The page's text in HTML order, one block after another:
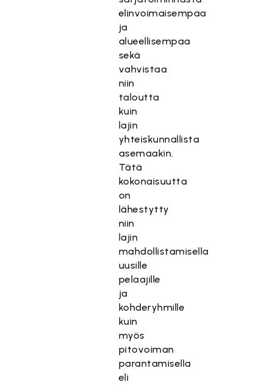
elinvoimaisempaa
ja
alueellisempaa
sekä
vahvistaa
niin
taloutta
kuin
lajin
yhteiskunnallista
asemaakin.
Tätä
kokonaisuutta
on
lähestytty
niin
lajin
mahdollistamisella
uusille
pelaajille
ja
kohderyhmille
kuin
myös
pitovoiman
parantamisella
eli